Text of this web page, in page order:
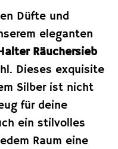
Düfte und
eleganten
Räuchersieb
Dieses exquisite
Silber ist nicht
für deine
ein stilvolles
Raum eine